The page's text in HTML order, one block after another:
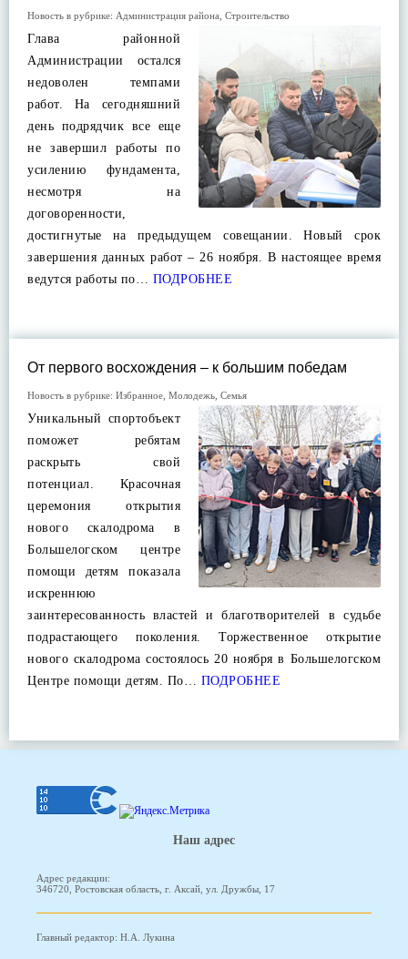
Новость в рубрике: Администрация района Строительство
Глава районной
Администрации остался
недоволен темпами
работ. На сегодняшний
день подрядчик все еще
не завершил работы по
усилению фундамента,
несмотря на
договоренности,
достигнутые на предыдущем совещании. Новый срок
завершения данных работ – 26 ноября. В настоящее время
ведутся работы по… ПОДРОБНЕЕ
От первого восхождения – к большим победам
Новость в рубрике: Избранное Молодежь Семья
Уникальный спортобъект
поможет ребятам
раскрыть свой
потенциал. Красочная
церемония открытия
нового скалодрома в
Большелогском центре
помощи детям показала
искреннюю
заинтересованность властей и благотворителей в судьбе
подрастающего поколения. Торжественное открытие
нового скалодрома состоялось 20 ноября в Большелогском
Центре помощи детям. По… ПОДРОБНЕЕ
Наш адрес
Адрес редакции:
346720, Ростовская область, г. Аксай, ул. Дружбы, 17
Главный редактор: Н.А. Лукина